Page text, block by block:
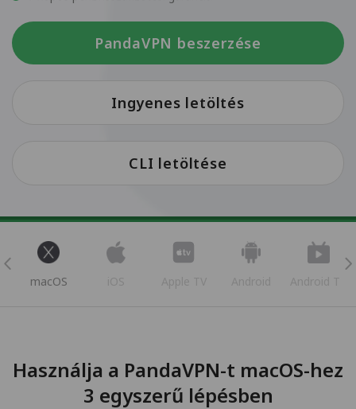
PandaVPN beszerzése
Ingyenes letöltés
CLI letöltése
macOS iOS Apple TV Android Android TV
Használja a PandaVPN-t macOS-hez
3 egyszerű lépésben